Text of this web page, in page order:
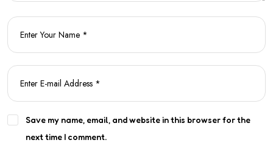
Save my name, email, and website in this browser for the
next time I comment.